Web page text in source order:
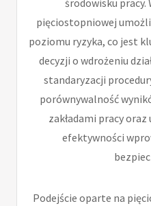
środowisku
pięciostopniowej
poziomu ryzyka, co jest
decyzji o wdrożeniu
standaryzacji
porównywalność
zakładami pracy
efektywności
Podejście oparte na